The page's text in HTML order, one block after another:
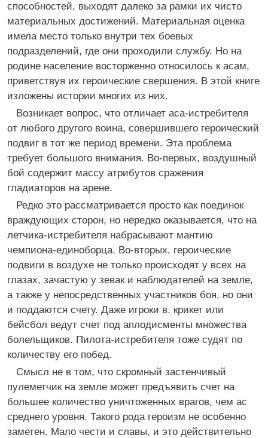
способностей, выходят далеко за рамки их чисто
материальных достижений. Материальная оценка
имела место только внутри тех боевых
подразделений, где они проходили службу. Но на
родине население восторженно относилось к асам,
приветствуя их героические свершения. В этой книге
изложены истории многих из них.
Возникает вопрос, что отличает аса-истребителя
от любого другого воина, совершившего героический
подвиг в тот же период времени. Эта проблема
требует большого внимания. Во-первых, воздушный
бой содержит массу атрибутов сражения
гладиаторов на арене.
Редко это рассматривается просто как поединок
враждующих сторон, но нередко оказывается, что на
летчика-истребителя набрасывают мантию
чемпиона-единоборца. Во-вторых, героические
подвиги в воздухе не только происходят у всех на
глазах, зачастую у зевак и наблюдателей на земле,
а также у непосредственных участников боя, но они
и поддаются счету. Даже игроки в. крикет или
бейсбол ведут счет под аплодисменты множества
болельщиков. Пилота-истребителя тоже судят по
количеству его побед.
Смысл не в том, что скромный застенчивый
пулеметчик на земле может предъявить счет на
большее количество уничтоженных врагов, чем ас
среднего уровня. Такого рода героизм не особенно
заметен. Мало чести и славы, и это действительно